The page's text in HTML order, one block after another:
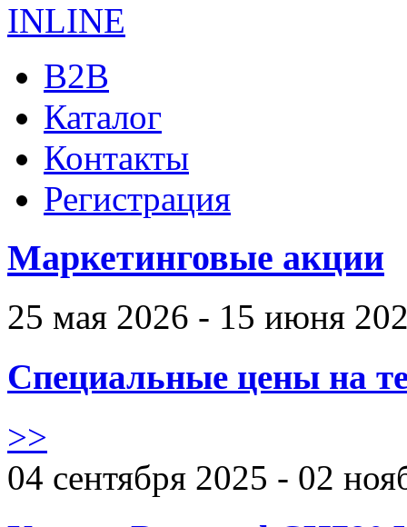
B2B
Каталог
Контакты
Регистрация
Маркетинговые акции
25 мая 2026 - 15 июня
Специальные цены на
>>
04 сентября 2025 - 02